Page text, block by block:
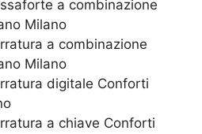
a combinazione
Milano
​a combinazione
Milano
​digitale Conforti
​a chiave Conforti